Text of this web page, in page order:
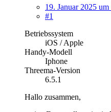
19. Januar 2025
#1
Betriebssystem
iOS / Apple
Handy-Modell
Iphone
Threema-Version
6.5.1
Hallo zusammen,